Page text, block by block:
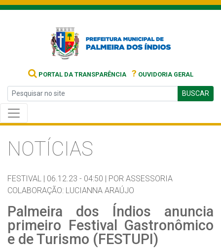
PORTAL DA TRANSPARÊNCIA ? OUVIDORIA GERAL
BUSCAR
NOTÍCIAS
FESTIVAL | 06.12.23 - 04:50 | POR ASSESSORIA
COLABORAÇÃO: LUCIANNA ARAÚJO
Palmeira dos Índios anuncia
primeiro Festival Gastronômico
e de Turismo (FESTUPI)